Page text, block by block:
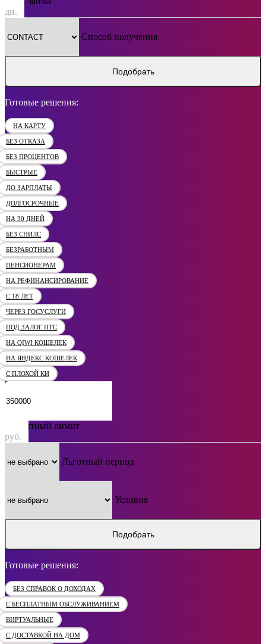
дн.
Способ получения
Подобрать
Готовые решения:
НА КАРТУ
БЕЗ ОТКАЗА
БЕЗ ПРОЦЕНТОВ
БЫСТРЫЕ
ДО ЗАРПЛАТЫ
ДОЛГОСРОЧНЫЕ
НА 30 ДНЕЙ
БЕЗ СНИЛС
БЕЗРАБОТНЫМ
ПЕНСИОНЕРАМ
НА РЕФИНАНСИРОВАНИЕ
С 18 ЛЕТ
ЧЕРЕЗ ГОСУСЛУГИ
ПОД ЗАЛОГ ПТС
НА QIWI КОШЕЛЕК
НА ЯНДЕКС КОШЕЛЕК
С ПЛОХОЙ КИ
Кредитный лимит
руб.
Льготный период
Условия
Подобрать
Готовые решения:
БЕЗ СПРАВОК О ДОХОДАХ
С БЕСПЛАТНЫМ ОБСЛУЖИВАНИЕМ
ВИРТУАЛЬНЫЕ
С ДОСТАВКОЙ НА ДОМ